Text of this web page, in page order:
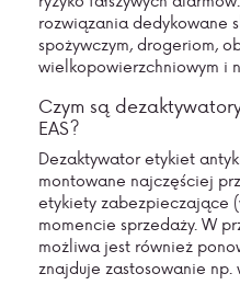
rozwiązania dedykowane
spożywczym, drogeriom,
wielkopowierzchniowym i
Czym są
EAS?
Dezaktywator etykiet
montowane najczęściej
etykiety zabezpieczające
momencie sprzedaży. W
możliwa jest również
znajduje zastosowanie